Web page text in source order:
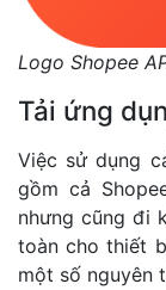
Logo Shopee
Tải ứng
Việc sử dụng
gồm cả
nhưng cũng đi
toàn cho thiết
một số nguyên